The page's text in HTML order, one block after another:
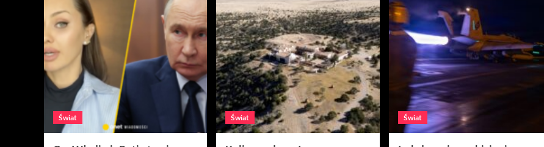
Świat Świat Świat